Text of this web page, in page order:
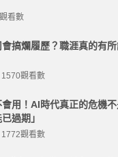
看數
搞爛履歷？職涯真的有
觀看數
用！AI時代真正的危機
過期」
觀看數